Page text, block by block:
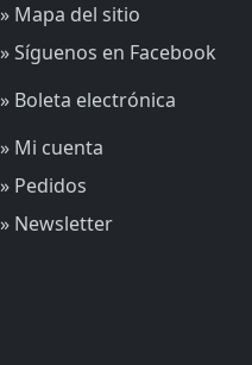
» Mapa del sitio
» Síguenos en Facebook
» Boleta electrónica
» Mi cuenta
» Pedidos
» Newsletter